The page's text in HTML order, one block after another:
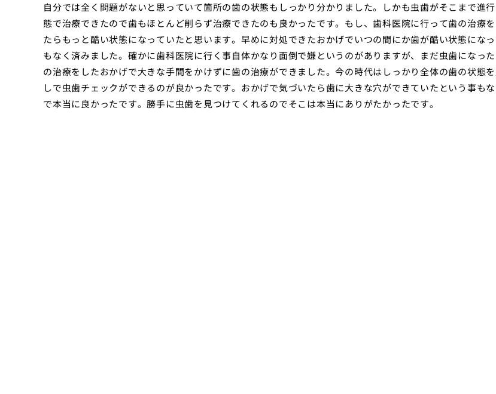
自分では全く問題がないと思っていて箇所の歯の状態もしっかり分かりました。しかも虫歯がそこまで進
態で治療できたので歯もほとんど削らず治療できたのも良かったです。もし、歯科医院に行って歯の治療
たらもっと酷い状態になっていたと思います。早めに対処できたおかげでいつの間にか歯が酷い状態にな
もなく済みました。確かに歯科医院に行く事自体かなり面倒で嫌というのがありますが、まだ虫歯になっ
の治療をしたおかげで大きな手間をかけずに歯の治療ができました。今の時代はしっかり全体の歯の状態
しで虫歯チェックができるのが良かったです。おかげで気づいたら歯に大きな穴ができていたという事も
で本当に良かったです。勝手に虫歯を見つけてくれるのでそこは本当にありがたかったです。